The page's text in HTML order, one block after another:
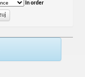
In order